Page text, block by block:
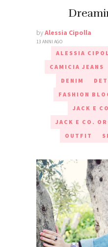
byAlessia Cipolla
13 ANNI AGO
ALESSIA
CAMICIA JEANS
DENIM
FASHION
JACK E
JACK E CO.
OUTFIT